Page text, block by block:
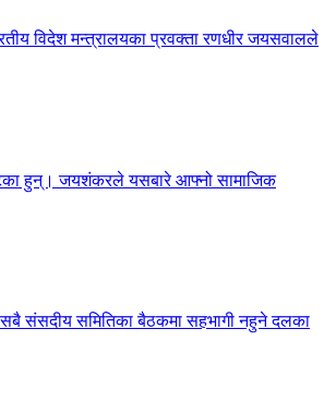
विदेश मन्त्रालयका प्रवक्ता रणधीर जयसवालले
भेटेका हुन्। जयशंकरले यसबारे आफ्नो सामाजिक
संसदीय समितिका बैठकमा सहभागी नहुने दलका